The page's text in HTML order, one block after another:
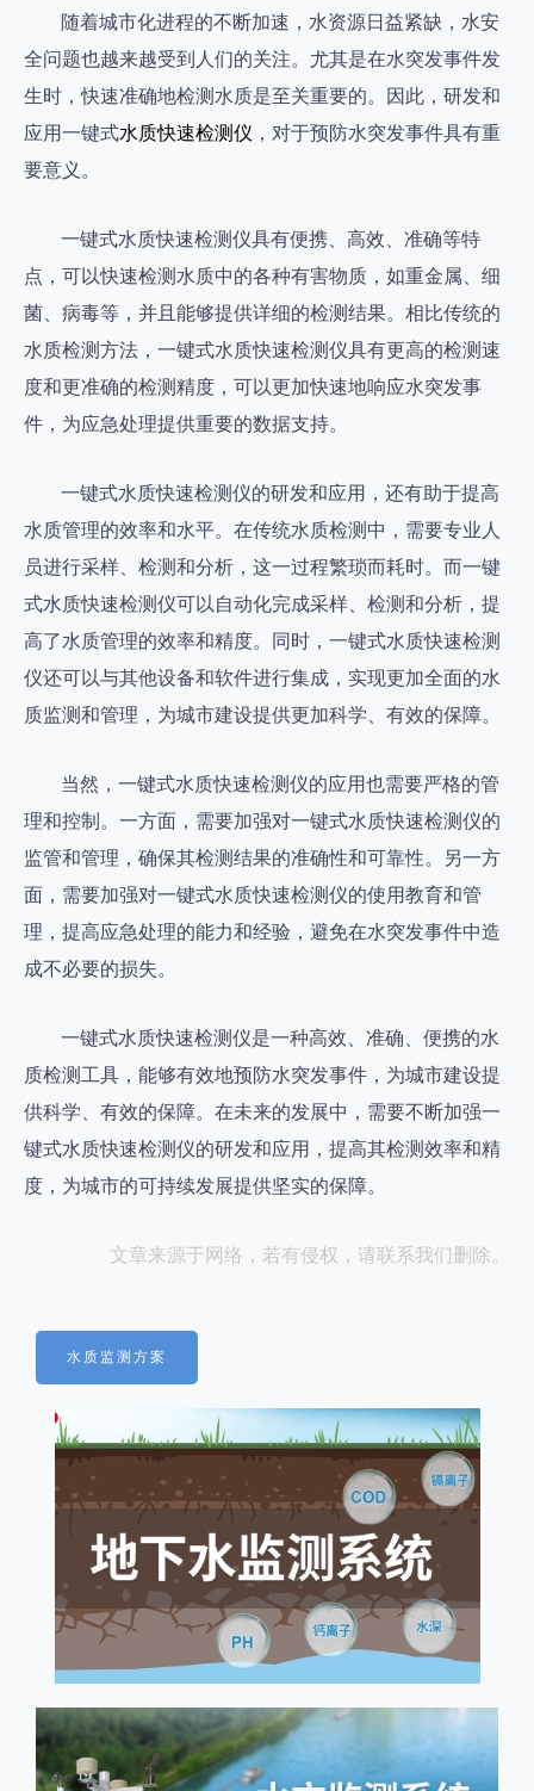
随着城市化进程的不断加速，水资源日益紧缺，水安
全问题也越来越受到人们的关注。尤其是在水突发事件发
生时，快速准确地检测水质是至关重要的。因此，研发和
应用一键式水质快速检测仪 ，对于预防水突发事件具有重
要意义。
一键式水质快速检测仪具有便携、高效、准确等特
点，可以快速检测水质中的各种有害物质，如重金属、细
菌、病毒等，并且能够提供详细的检测结果。相比传统的
水质检测方法，一键式水质快速检测仪具有更高的检测速
度和更准确的检测精度，可以更加快速地响应水突发事
件，为应急处理提供重要的数据支持。
一键式水质快速检测仪的研发和应用，还有助于提高
水质管理的效率和水平。在传统水质检测中，需要专业人
员进行采样、检测和分析，这一过程繁琐而耗时。而一键
式水质快速检测仪可以自动化完成采样、检测和分析，提
高了水质管理的效率和精度。同时，一键式水质快速检测
仪还可以与其他设备和软件进行集成，实现更加全面的水
质监测和管理，为城市建设提供更加科学、有效的保障。
当然，一键式水质快速检测仪的应用也需要严格的管
理和控制。一方面，需要加强对一键式水质快速检测仪的
监管和管理，确保其检测结果的准确性和可靠性。另一方
面，需要加强对一键式水质快速检测仪的使用教育和管
理，提高应急处理的能力和经验，避免在水突发事件中造
成不必要的损失。
一键式水质快速检测仪是一种高效、准确、便携的水
质检测工具，能够有效地预防水突发事件，为城市建设提
供科学、有效的保障。在未来的发展中，需要不断加强一
键式水质快速检测仪的研发和应用，提高其检测效率和精
度，为城市的可持续发展提供坚实的保障。
文章来源于网络，若有侵权，请联系我们删除。
水质监测方案